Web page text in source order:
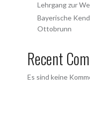
Lehrgang zur
Bayerische
Ottobrunn
Recent
Es sind keine